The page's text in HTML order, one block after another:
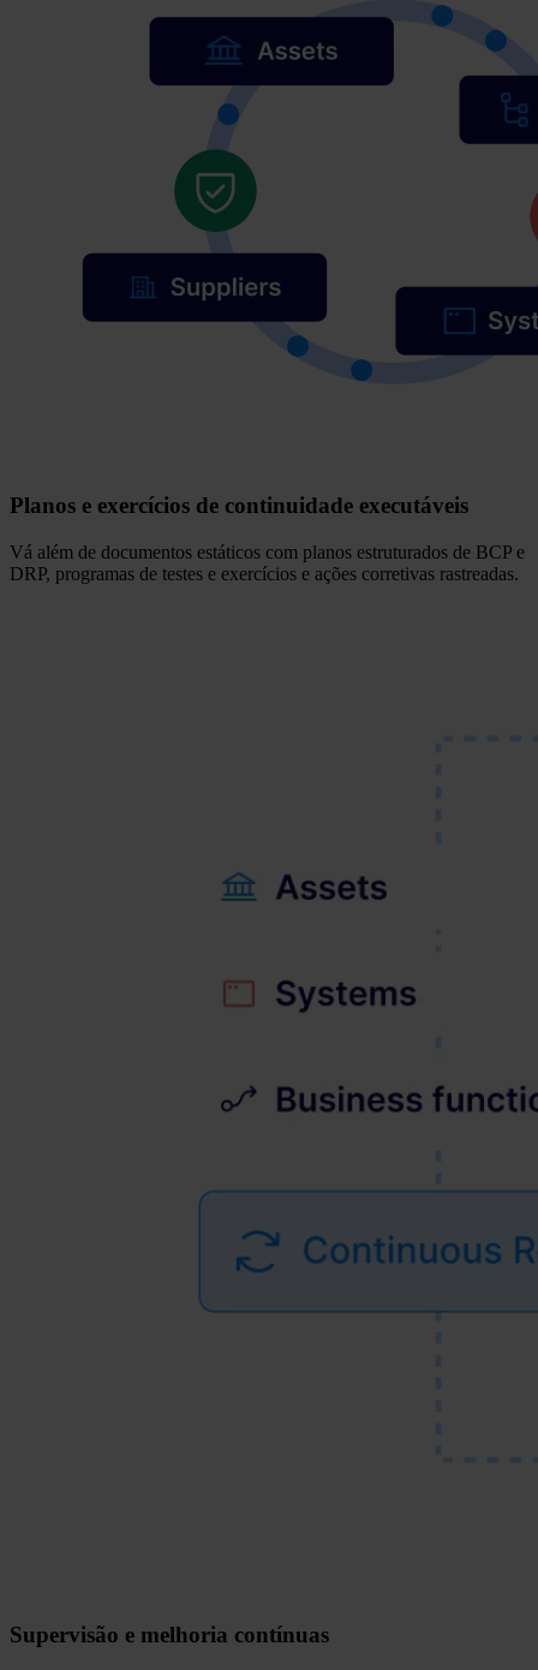
Planos e exercícios de continuidade executáveis
Vá além de documentos estáticos com planos estruturados de BCP e
DRP, programas de testes e exercícios e ações corretivas rastreadas.
Supervisão e melhoria contínuas